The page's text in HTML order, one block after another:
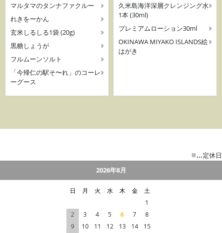
マルタマのタンナファクルー
れきをーかん
玄米しるしる1袋 (20g)
黒糖しょうが
フルムーンソルト
「今帰仁の駅そ〜れ」のコーレ
ーグース
久米島海洋深層クレンジング水
1本 (30ml)
プレミアムローション30ml
OKINAWA MIYAKO ISLANDS絵
はがき
■…定休日
2026年8月
日 月 火 水 木 金
土
1
2
3 4 5 6 7
8
9
10 11 12 13 14
15